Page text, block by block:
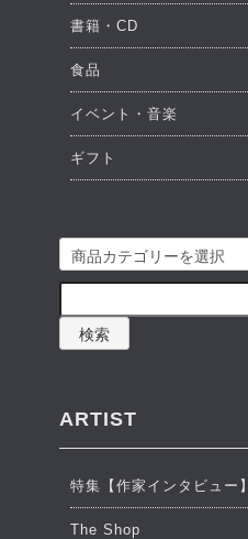
書籍・CD
食品
イベント・音楽
ギフト
検索
ARTIST
特集【作家インタビュー】
The Shop